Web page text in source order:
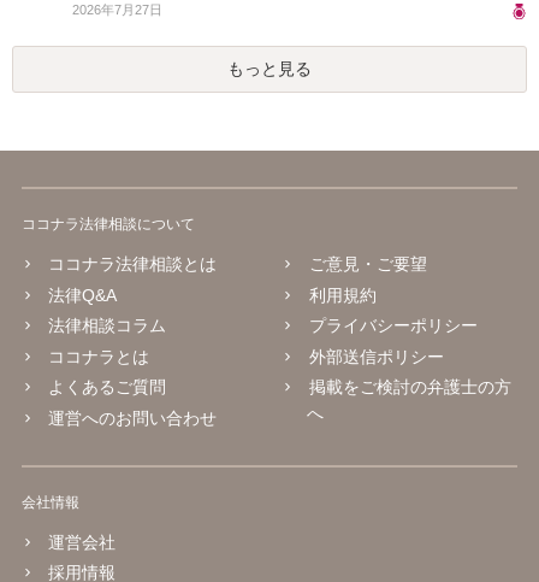
2026年7月27日
もっと見る
ココナラ法律相談について
ココナラ法律相談とは
法律Q&A
法律相談コラム
ココナラとは
よくあるご質問
運営へのお問い合わせ
ご意見・ご要望
利用規約
プライバシーポリシー
外部送信ポリシー
掲載をご検討の弁護士の方
へ
会社情報
運営会社
採用情報